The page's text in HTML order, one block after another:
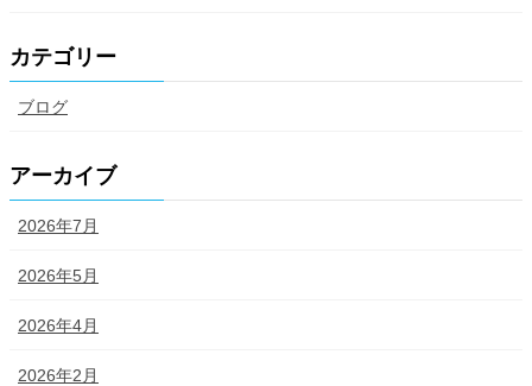
カテゴリー
ブログ
アーカイブ
2026年7月
2026年5月
2026年4月
2026年2月